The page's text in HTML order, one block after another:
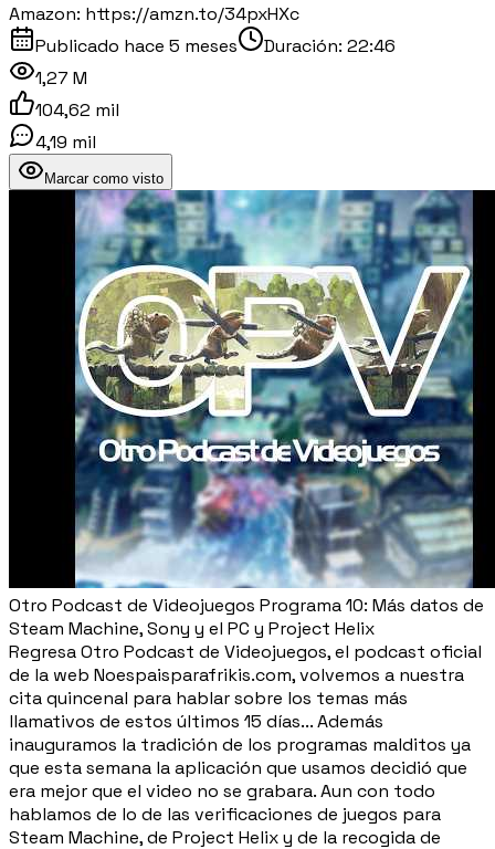
Amazon: https://amzn.to/34pxHXc
Publicado hace 5 meses Duración: 22:46
1,27 M
104,62 mil
4,19 mil
Marcar como visto
Otro Podcast de Videojuegos Programa 10: Más datos de
Steam Machine, Sony y el PC y Project Helix
Regresa Otro Podcast de Videojuegos, el podcast oficial
de la web Noespaisparafrikis.com, volvemos a nuestra
cita quincenal para hablar sobre los temas más
llamativos de estos últimos 15 días... Además
inauguramos la tradición de los programas malditos ya
que esta semana la aplicación que usamos decidió que
era mejor que el video no se grabara. Aun con todo
hablamos de lo de las verificaciones de juegos para
Steam Machine, de Project Helix y de la recogida de